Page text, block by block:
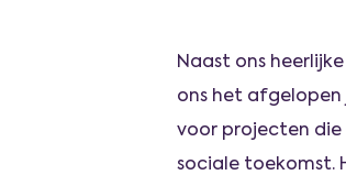
Naast ons
ons het afgelopen
voor projecten die
sociale toekomst.